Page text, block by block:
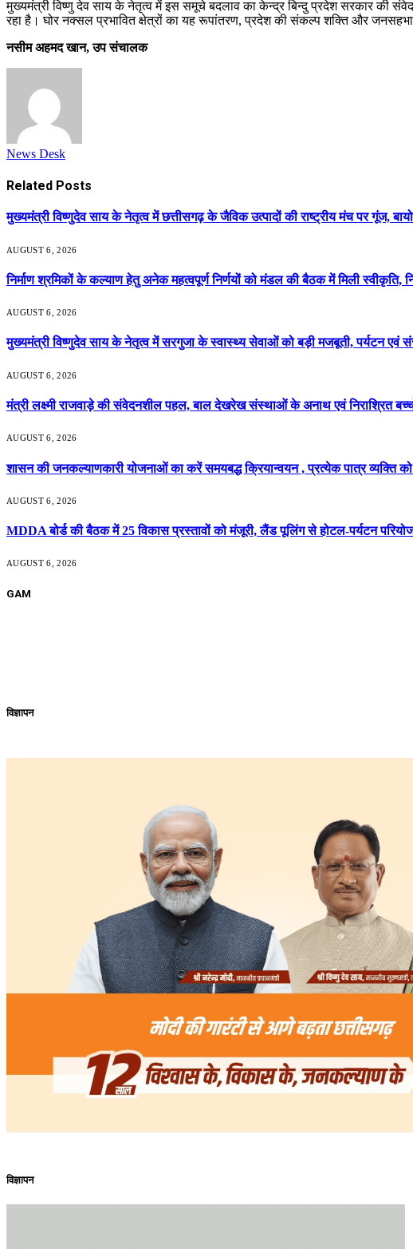
मुख्यमंत्री विष्णु देव साय के नेतृत्व में इस समूचे बदलाव का केन्द्र बिन्दु प्रदेश सरकार की
रहा है। घोर नक्सल प्रभावित क्षेत्रों का यह रूपांतरण, प्रदेश की संकल्प शक्ति और
नसीम अहमद खान, उप संचालक
News Desk
Related Posts
मुख्यमंत्री विष्णुदेव साय के नेतृत्व में छत्तीसगढ़ के जैविक उत्पादों की राष्ट्रीय मंच पर गूंज,
AUGUST 6, 2026
निर्माण श्रमिकों के कल्याण हेतु अनेक महत्वपूर्ण निर्णयों को मंडल की बैठक में मिली
AUGUST 6, 2026
मुख्यमंत्री विष्णुदेव साय के नेतृत्व में सरगुजा के स्वास्थ्य सेवाओं को बड़ी मजबूती, पर्यटन
AUGUST 6, 2026
मंत्री लक्ष्मी राजवाड़े की संवेदनशील पहल, बाल देखरेख संस्थाओं के अनाथ एवं निराश्रित
AUGUST 6, 2026
शासन की जनकल्याणकारी योजनाओं का करें समयबद्ध क्रियान्वयन , प्रत्येक पात्र व्यक्ति
AUGUST 6, 2026
MDDA बोर्ड की बैठक में 25 विकास प्रस्तावों को मंजूरी, लैंड पूलिंग से होटल-पर्यटन
AUGUST 6, 2026
GAM
विज्ञापन
विज्ञापन